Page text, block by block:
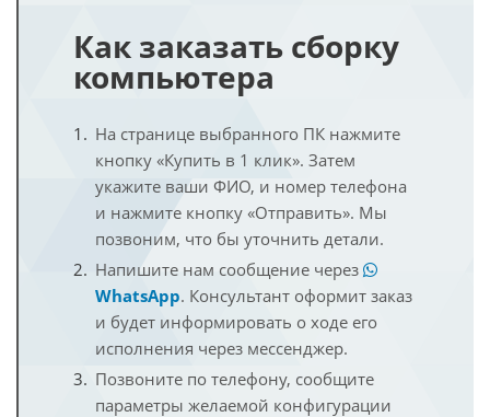
Как заказать сборку
компьютера
На странице выбранного ПК нажмите
кнопку «Купить в 1 клик». Затем
укажите ваши ФИО, и номер телефона
и нажмите кнопку «Отправить». Мы
позвоним, что бы уточнить детали.
Напишите нам сообщение через
WhatsApp. Консультант оформит заказ
и будет информировать о ходе его
исполнения через мессенджер.
Позвоните по телефону, сообщите
параметры желаемой конфигурации